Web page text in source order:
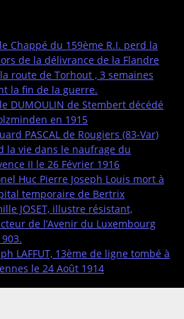
Chappé du 159ème R.I. perd la
de la délivrance de la Flandre
route de Torhout , 3 semaines
la fin de la guerre.
DUMOULIN de Stembert décédé
en 1915
PASCAL de Rougiers (83-Var)
la vie dans le naufrage du
II le 26 Février 1916
Huc Pierre Joseph Louis mort à
temporaire de Bertrix
JOSET, illustre résistant,
de l’Avenir du Luxembourg
LAFFUT, 13ème de ligne tombé à
le 24 Août 1914